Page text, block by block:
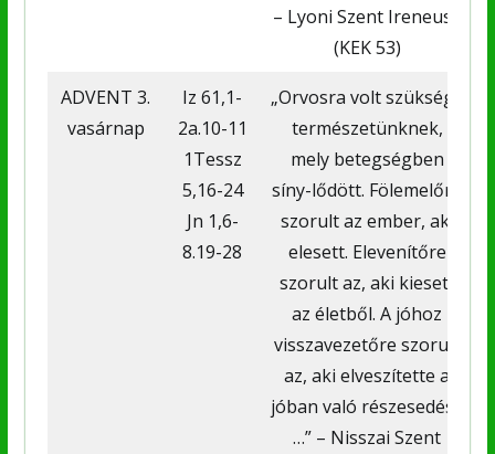
– Lyoni Szent Ireneusz
(KEK 53)
ADVENT 3.
vasárnap
Iz 61,1-
2a.10-11
1Tessz
5,16-24
Jn 1,6-
8.19-28
„Orvosra volt szüksége
természetünknek,
mely betegségben
síny-lődött. Fölemelőre
szorult az ember, aki
elesett. Elevenítőre
szorult az, aki kiesett
az életből. A jóhoz
visszavezetőre szorult
az, aki elveszítette a
jóban való részesedést.
…” – Nisszai Szent